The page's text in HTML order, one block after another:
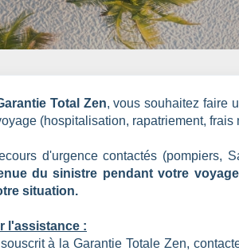
Total Zen, vous souhaitez faire
(hospitalisation, rapatriement, frais
d'urgence contactés (pompiers,
du sinistre pendant votre
situation.
l'assistance :
à la Garantie Totale Zen,